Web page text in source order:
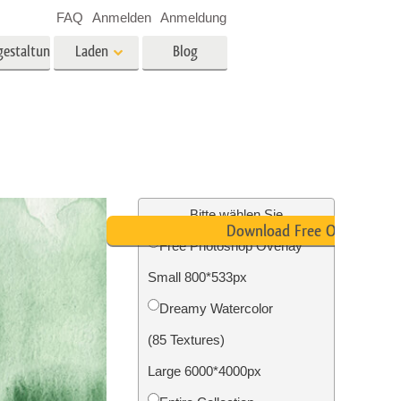
Foto-Restaurierung
Laden
Video-Overlays
Blog
FAQ Anmelden Anmeldung
Bitte wählen Sie
Free Photoshop Overlay
Small 800*533px
Dreamy Watercolor
(85 Textures)
Large 6000*4000px
Download Free Overlay